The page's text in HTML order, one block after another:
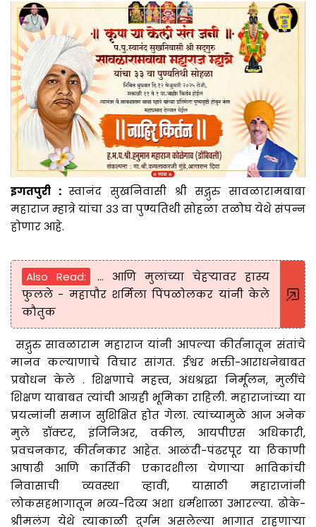
इगतपुरी :स्वानंद सुखनिवासी श्री सद्गुरु सावळारामबाबा
महाराज म्हात्रे यांचा ३३ वा पुण्यतिथी सोहळा तळोघ येथे संपन्न
होणार आहे.
Also Read:
… आणि मुलांच्या चेहऱ्यावर हास्य
फुलले - महापौर शर्मिला पिंपळोलकर यांनी केले
कौतुक
सद्गुरु सावळाराम महाराज यांनी आपल्या कीर्तनातून संतांचे
मानव कल्याणाचे विचार सांगत. ईश्वर भक्ती-आराधनेबाबत
प्रबोधन केले . शिक्षणाचे महत्त्व, अंधश्रद्धा निर्मूलन, मुलींचे
शिक्षण याबाबत त्यांची आग्रही भूमिका राहिली. महाराजांच्या या
प्रयत्नांनी समाज सुशिक्षित होत गेला. त्यांच्यामुळे आज अनेक
मुले डॉक्टर, इंजिनिअर, वकील, आयपीएस अधिकारी,
प्रवचनकार, कीर्तनकार आहेत. आळंदी-पंढरपूर या ठिकाणी
आषाढी आणि कार्तिकी एकादशीला येणाऱ्या भाविकांची
निवासाची व्यवस्था व्हावी, यासाठी महाराजांनी
लोकसहभागातून भव्य-दिव्य अशा धर्मशाळा उभारल्या. ढोके-
श्रीमलंग येथे त्याकाळी दुर्गम असलेल्या भागात राहणाऱ्या